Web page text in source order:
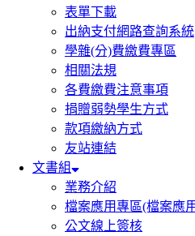
表單下載
出納支付網路查詢系統
學雜(分)費繳費專區
相關法規
各費繳費注意事項
捐贈弱勢學生方式
款項繳納方式
友站連結
文書組
業務介紹
檔案應用專區(檔案應
公文線上簽核